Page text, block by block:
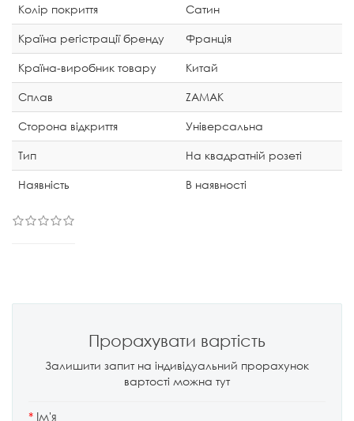
Колір покриття
Сатин
Країна регістрації бренду
Франція
Країна-виробник товару
Китай
Сплав
ZAMAK
Сторона відкриття
Універсальна
Тип
На квадратній розеті
Наявність
В наявності
Прорахувати вартість
Залишити запит на індивідуальний прорахунок
вартості можна тут
* Ім'я